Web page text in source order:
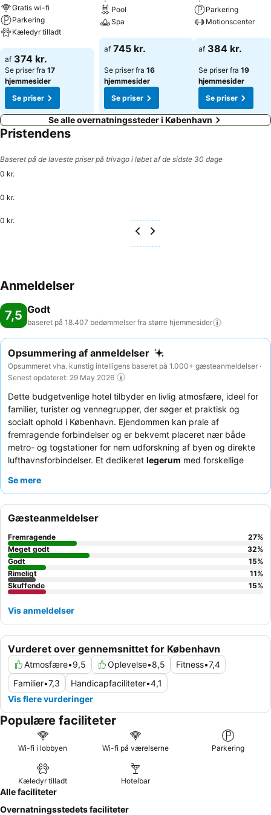
planlægge deres fritid. Det udendørs poolområde egner sig
fremragende til aktive fridage samt til gæster der dyrker vandsport
regelmæssigt. Lidt afveksling tilbydes i form af mulighed for at køre
på cykel/mountainbike og et fitnessstudie. Vandrerhjemmets
animationsmedarbejdere organiserer diverse underholdning for
både børn og voksne. Forplejning: Der er forskellige gastronomiske
faciliteter, såsom en morgenmadsrestaurant, en café og en bar.
Hver dag tilbydes der en kontinental morgenbuffet og frokost.
Overnatningsstedet stiller også snacks til rådighed. Der kan vælges
imellem alkoholholdige drikkevarer.
Gratis wi-fi
Parkering
Kæledyr tilladt
Se priser
af 374 kr.
Se priser fra 17
hjemmesider
Se priser
Pool
Spa
Se priser
af 745 kr.
Se priser fra 16
hjemmesider
Se priser
Parkering
Motionscenter
Se priser
af 384 kr.
Se priser fra 19
hjemmesider
Se priser
Se alle overnatningssteder i København
Pristendens
Baseret på de laveste priser på trivago i løbet af de sidste 30 dage
0 kr.
0 kr.
0 kr.
Anmeldelser
7,5 Godt
baseret på 18.407 bedømmelser fra større hjemmesider
Opsummering af anmeldelser
Opsummeret vha. kunstig intelligens baseret på 1.000+ gæsteanmeldelser ·
Senest opdateret: 29 May 2026
Dette budgetvenlige hotel tilbyder en livlig atmosfære, ideel for
familier, turister og vennegrupper, der søger et praktisk og
socialt ophold i København. Ejendommen kan prale af
fremragende forbindelser og er bekvemt placeret nær både
metro- og togstationer for nem udforskning af byen og direkte
lufthavnsforbindelser. Et dedikeret legerum med forskellige
Personalets hjælpsomhed og den meget roste
For et mere roligt ophold kan du overveje at anmode om et
værelse, der vender væk fra hovedvejen.
Se mere
Vurderet over gennemsnittet for København
Atmosfære•9,5 Oplevelse•8,5 Fitness•7,4
Familier•7,3 Handicapfaciliteter•4,1
Vis flere vurderinger
Gæsteanmeldelser
Fremragende 27%
Meget godt
32%
Godt
15%
Rimeligt
11%
Skuffende
15%
Vis anmeldelser
Populære faciliteter
Wi-fi i lobbyen Wi-fi på værelserne Parkering
Kæledyr tilladt Hotelbar
Alle faciliteter
Overnatningsstedets faciliteter